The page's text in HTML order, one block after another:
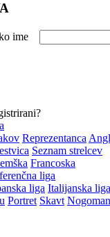
ime
Reprezentanca
Seznam strelcev
Francoska
liga
liga Italijanska liga
Portret Skavt